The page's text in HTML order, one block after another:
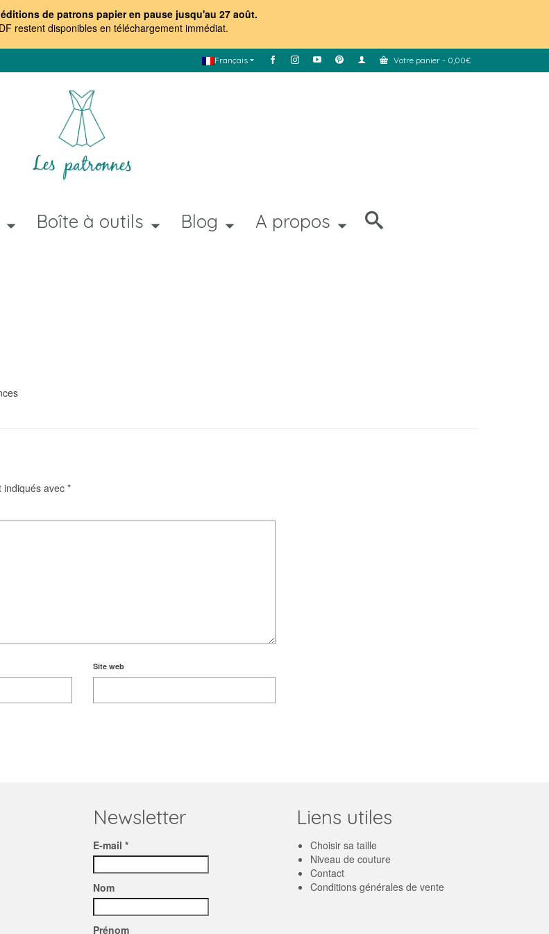
de patrons papier en pause jusqu'au 27 août.
restent disponibles en téléchargement immédiat.
Français Votre panier - 0,00€
Boîte à outils Blog A propos
indiqués avec*
Site web
Newsletter
E-mail *
Nom
Prénom
Liens utiles
Choisir sa taille
Niveau de couture
Contact
Conditions générales de vente